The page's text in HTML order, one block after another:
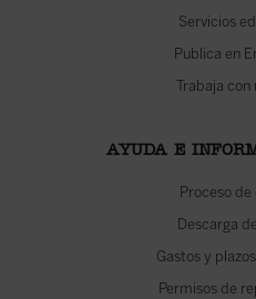
Servicios
Publica en
Trabaja con
AYUDA E
Proceso
Descarga
Gastos y
Permisos de